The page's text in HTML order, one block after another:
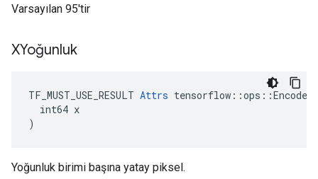
Varsayılan 95'tir
XYoğunluk
TF_MUST_USE_RESULT Attrs
  int64 x
)
Yoğunluk birimi başına yatay piksel.